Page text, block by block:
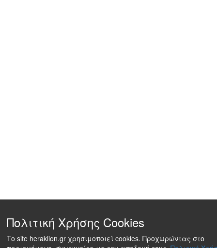
Πολιτική Χρήσης Cookies
Το site heraklion.gr χρησιμοποιεί cookies. Προχωρώντας στο